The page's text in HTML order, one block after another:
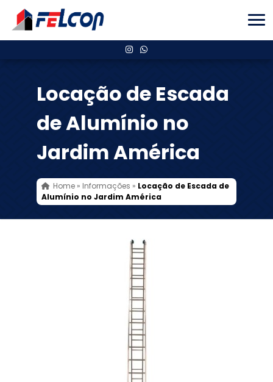
Locação de Escada
de Alumínio no
Jardim América
Home» Informações » Locação de Escada de
Alumínio no Jardim América